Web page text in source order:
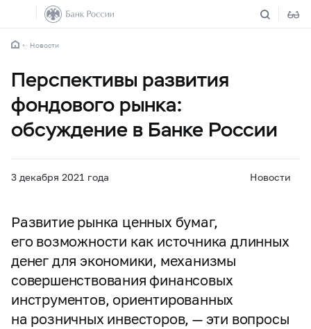
Новости
Перспективы развития
фондового рынка:
обсуждение в Банке России
3 декабря 2021 года Новости
Развитие рынка ценных бумаг,
его возможности как источника длинных
денег для экономики, механизмы
совершенствования финансовых
инструментов, ориентированных
на розничных инвесторов, — эти вопросы